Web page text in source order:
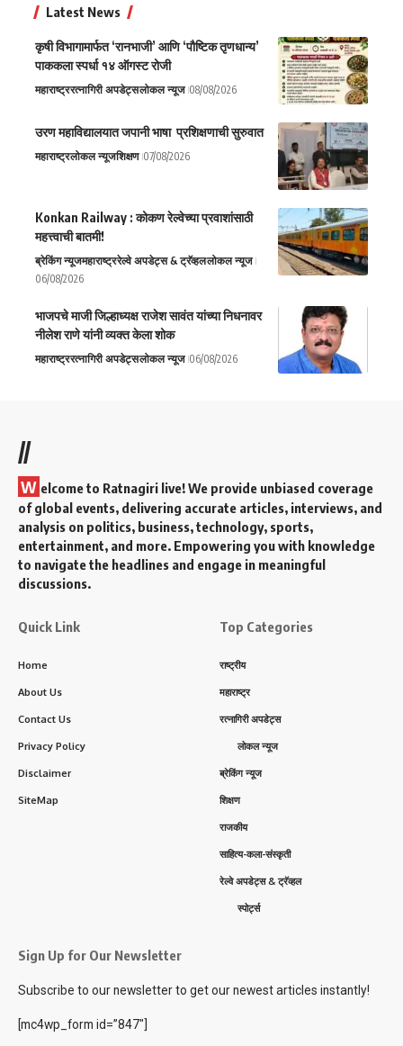
Latest News
कृषी विभागामार्फत ‘रानभाजी’ आणि ‘पौष्टिक तृणधान्य’
पाककला स्पर्धा १४ ऑगस्ट रोजी
महाराष्ट्ररत्नागिरी अपडेट्सलोकल न्यूज 08/08/2026
उरण महाविद्यालयात जपानी भाषा प्रशिक्षणाची सुरुवात
महाराष्ट्रलोकल न्यूजशिक्षण 07/08/2026
Konkan Railway : कोकण रेल्वेच्या प्रवाशांसाठी
महत्त्वाची बातमी!
ब्रेकिंग न्यूजमहाराष्ट्ररेल्वे अपडेट्स & ट्रॅव्हललोकल न्यूज
06/08/2026
भाजपचे माजी जिल्हाध्यक्ष राजेश सावंत यांच्या निधनावर
नीलेश राणे यांनी व्यक्त केला शोक
महाराष्ट्ररत्नागिरी अपडेट्सलोकल न्यूज 06/08/2026
//
W elcome to Ratnagiri live! We provide unbiased coverage
of global events, delivering accurate articles, interviews, and
analysis on politics, business, technology, sports,
entertainment, and more. Empowering you with knowledge
to navigate the headlines and engage in meaningful
discussions.
Quick Link
Home
About Us
Contact Us
Privacy Policy
Disclaimer
SiteMap
Top Categories
राष्ट्रीय
महाराष्ट्र
रत्नागिरी अपडेट्स
लोकल न्यूज
ब्रेकिंग न्यूज
शिक्षण
राजकीय
साहित्य-कला-संस्कृती
रेल्वे अपडेट्स & ट्रॅव्हल
स्पोर्ट्स
Sign Up for Our Newsletter
Subscribe to our newsletter to get our newest articles instantly!
[mc4wp_form id=”847″]